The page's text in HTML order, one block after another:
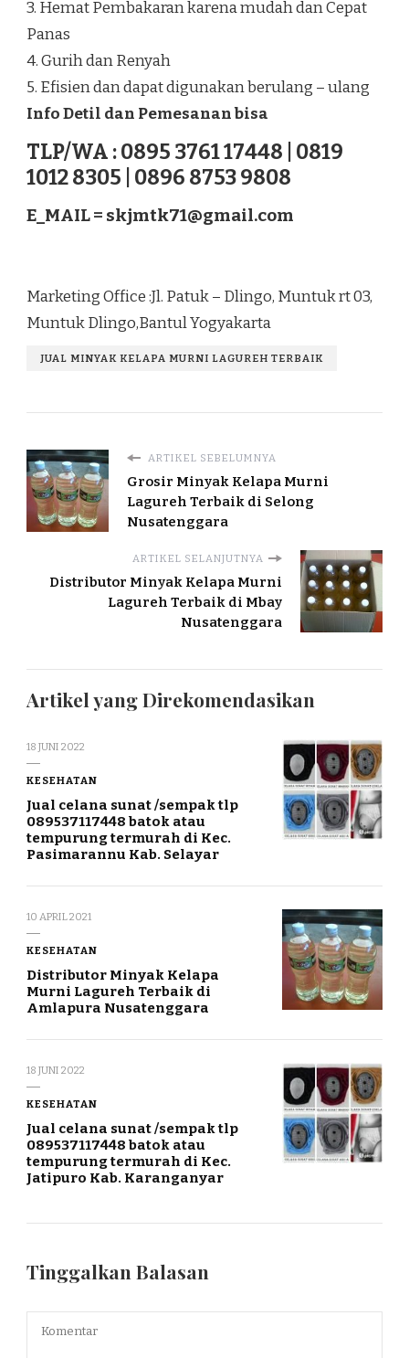
3. Hemat Pembakaran karena mudah dan Cepat
Panas
4. Gurih dan Renyah
5. Efisien dan dapat digunakan berulang – ulang
Info Detil dan Pemesanan bisa
TLP/WA : 0895 3761 17448 | 0819
1012 8305 | 0896 8753 9808
E_MAIL = skjmtk71@gmail.com
Marketing Office :Jl. Patuk – Dlingo, Muntuk rt 03,
Muntuk Dlingo,Bantul Yogyakarta
JUAL MINYAK KELAPA MURNI LAGUREH TERBAIK
ARTIKEL SEBELUMNYA
Grosir Minyak Kelapa Murni
Lagureh Terbaik di Selong
Nusatenggara
ARTIKEL SELANJUTNYA
Distributor Minyak Kelapa Murni
Lagureh Terbaik di Mbay
Nusatenggara
Artikel yang Direkomendasikan
18 JUNI 2022
KESEHATAN
Jual celana sunat /sempak tlp
089537117448 batok atau
tempurung termurah di Kec.
Pasimarannu Kab. Selayar
10 APRIL 2021
KESEHATAN
Distributor Minyak Kelapa
Murni Lagureh Terbaik di
Amlapura Nusatenggara
18 JUNI 2022
KESEHATAN
Jual celana sunat /sempak tlp
089537117448 batok atau
tempurung termurah di Kec.
Jatipuro Kab. Karanganyar
Tinggalkan Balasan